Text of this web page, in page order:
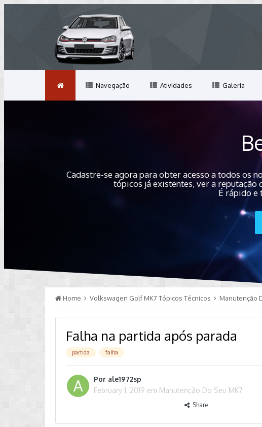
Navegação Atividades Galeria
Cadastre-se agora para obter acesso a todos os
tópicos já existentes, ver a
É rápido e
Home Volkswagen Golf MK7 Tópicos Técnicos Manutenção
Falha na partida após parada
partida falha
Por ale1972sp
February 1, 2019 em Manutenção Do Seu MK7
Share